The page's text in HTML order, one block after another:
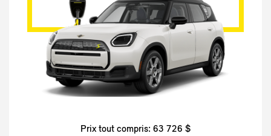
Prix tout compris: 63 726 $